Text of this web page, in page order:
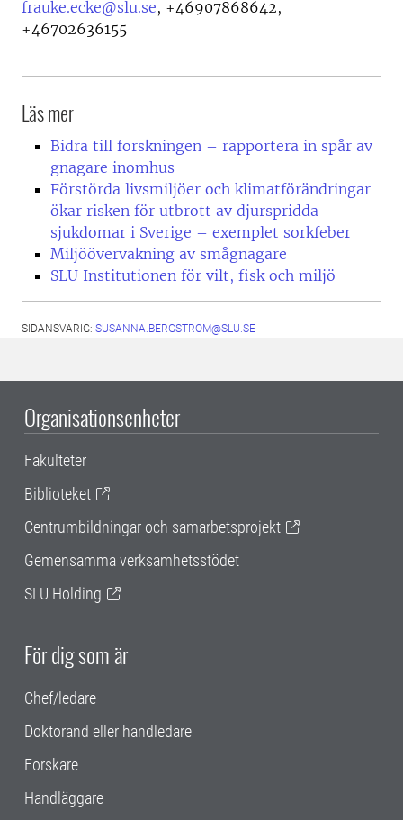
frauke.ecke@slu.se, +46907868642,
+46702636155
Läs mer
Bidra till forskningen – rapportera in spår av
gnagare inomhus
Förstörda livsmiljöer och klimatförändringar
ökar risken för utbrott av djurspridda
sjukdomar i Sverige – exemplet sorkfeber
Miljöövervakning av smågnagare
SLU Institutionen för vilt, fisk och miljö
SIDANSVARIG: SUSANNA.BERGSTROM@SLU.SE
Organisationsenheter
Fakulteter
Biblioteket
Centrumbildningar och samarbetsprojekt
Gemensamma verksamhetsstödet
SLU Holding
För dig som är
Chef/ledare
Doktorand eller handledare
Forskare
Handläggare